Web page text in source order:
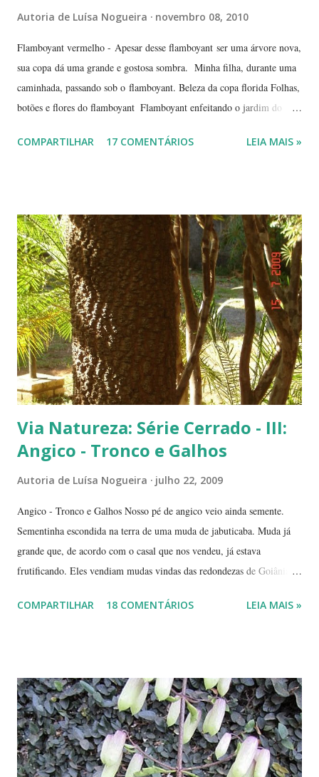
Autoria de Luísa Nogueira novembro 08, 2010
Flamboyant vermelho - Apesar desse flamboyant ser uma árvore nova,
sua copa dá uma grande e gostosa sombra. Minha filha, durante uma
caminhada, passando sob o flamboyant. Beleza da copa florida Folhas,
botões e flores do flamboyant Flamboyant enfeitando o jardim do
fachada do TJ. Flores e galhos retorcidos do flamboyant. Flores do
árvores dando as boas vindas na entrada de uma lanchonete, na
rodovia que liga Goiânia a Brasília ( Lanchonete Jerivá ).
Flamboyants do Jerivá Flamboyant amarelo - Este está em Brasília,
logo depois da Ponte das Garças - conhecida como 'a ponte do
(Conjunto Comercial) Gilberto Salomão', no sentid...
COMPARTILHAR 17 COMENTÁRIOS LEIA MAIS »
Via Natureza: Série Cerrado - III:
Angico - Tronco e Galhos
Autoria de Luísa Nogueira julho 22, 2009
Angico - Tronco e Galhos Nosso pé de angico veio ainda semente.
Sementinha escondida na terra de uma muda de jabuticaba. Muda já
grande que, de acordo com o casal que nos vendeu, já estava
frutificando. Eles vendiam mudas vindas das redondezas de Goiânia.
plantado a jabuticabeira, com bastante cuidado, regando-a
'compridinha' - que nessas alturas já estava do tamanho da
jabuticabeira. Foi aí que soubemos que tínhamos um pé de angico.
Eles nos disseram que de onde tinham plantado as mudas havia muito
angiqueiro. Alguma sementinha viajou junto. Pensamos mudá-lo para
outro lugar. Mas ele foi ficando. Quanto mais crescia, mais difícil seria
COMPARTILHAR 18 COMENTÁRIOS LEIA MAIS »